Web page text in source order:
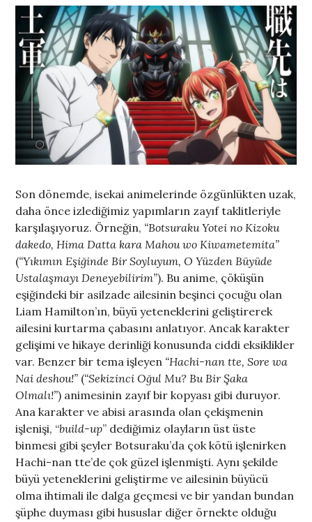
Son dönemde, isekai animelerinde özgünlükten uzak,
daha önce izlediğimiz yapımların zayıf taklitleriyle
karşılaşıyoruz. Örneğin, “Botsuraku Yotei no Kizoku
dakedo, Hima Datta kara Mahou wo Kiwametemita”
(“Yıkımın Eşiğinde Bir Soyluyum, O Yüzden Büyüde
Ustalaşmayı Deneyebilirim”). Bu anime, çöküşün
eşiğindeki bir asilzade ailesinin beşinci çocuğu olan
Liam Hamilton’ın, büyü yeteneklerini geliştirerek
ailesini kurtarma çabasını anlatıyor. Ancak karakter
gelişimi ve hikaye derinliği konusunda ciddi eksiklikler
var. Benzer bir tema işleyen “Hachi-nan tte, Sore wa
Nai deshou!” (“Sekizinci Oğul Mu? Bu Bir Şaka
Olmalı!”) animesinin zayıf bir kopyası gibi duruyor.
Ana karakter ve abisi arasında olan çekişmenin
işlenişi, “build-up” dediğimiz olayların üst üste
binmesi gibi şeyler Botsuraku’da çok kötü işlenirken
Hachi-nan tte’de çok güzel işlenmişti. Aynı şekilde
büyü yeteneklerini geliştirme ve ailesinin büyücü
olma ihtimali ile dalga geçmesi ve bir yandan bundan
şüphe duyması gibi hususlar diğer örnekte olduğu